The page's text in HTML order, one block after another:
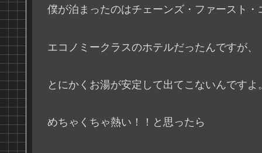
僕が泊まったのはチェーンズ・ファースト・
エコノミークラスのホテルだったんですが、
とにかくお湯が安定して出てこないんですよ。
めちゃくちゃ熱い！！と思ったら